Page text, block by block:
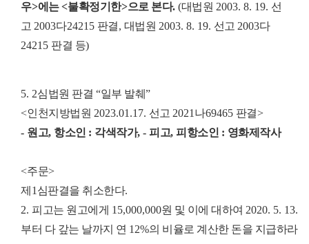
우>에는<불확정기한>으로 본다. (대법원 2003. 8. 19. 선
고 2003다24215 판결, 대법원 2003. 8. 19. 선고 2003다
24215 판결 등)
5. 2심법원 판결 “일부 발췌 ”
<인천지방법원 2023.01.17. 선고 2021 나69465 판결>
- 원고, 항소인 : 각색작가, - 피고, 피항소인 : 영화제작사
<주문>
제 1 심판결을 취소한다.
2. 피고는 원고에게 15,000,000원 및 이에 대하여 2020. 5. 13.
부터 다 갚는 날까지 연 12%의 비율로 계산한 돈을 지급하라